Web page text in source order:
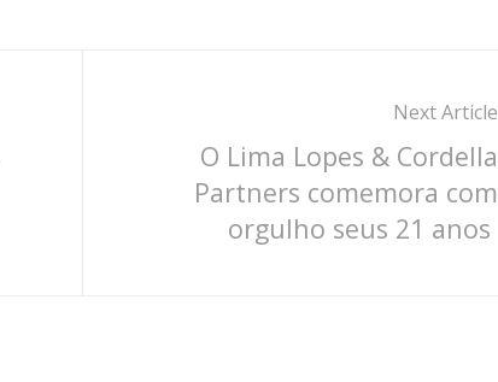
Next Article
O Lima Lopes & Cordella
Partners comemora com
orgulho seus 21 anos